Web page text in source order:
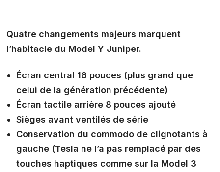
Quatre changements majeurs marquent
l’habitacle du Model Y Juniper.
Écran central 16 pouces (plus grand que
celui de la génération précédente)
Écran tactile arrière 8 pouces ajouté
Sièges avant ventilés de série
Conservation du commodo de clignotants à
gauche (Tesla ne l’a pas remplacé par des
touches haptiques comme sur la Model 3